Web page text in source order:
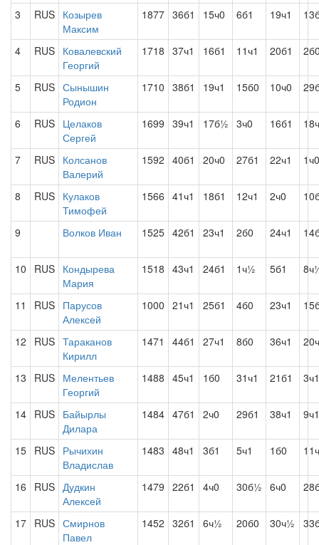
3 RUS Козырев
Максим
1877 36б1 15ч0 6б1 19ч1
4 RUS Ковалевский
Георгий
1718 37ч1 16б1 11ч1 20б1
5 RUS Сынышин
Родион
1710 38б1 19ч1 15б0 10ч0
6 RUS Целаков
Сергей
1699 39ч1 17б½ 3ч0 16б1
7 RUS Колсанов
Валерий
1592 40б1 20ч0 27б1 22ч1 1ч0
8 RUS Кулаков
Тимофей
1566 41ч1 18б1 12ч1 2ч0
9 Волков Иван 1525 42б1 23ч1 2б0 24ч1
10 RUS Кондырева
Мария
1518 43ч1 24б1 1ч½ 5б1
11 RUS Парусов
Алексей
1000 21ч1 25б1 4б0 23ч1
12 RUS Тараканов
Кирилл
1471 44б1 27ч1 8б0 36ч1
13 RUS Мелентьев
Георгий
1488 45ч1 1б0 31ч1 21б1 3ч1
14 RUS Байырлы
Дилара
1484 47б1 2ч0 29б1 38ч1 9ч1
15 RUS Рычихин
Владислав
1483 48ч1 3б1 5ч1 1б0
16 RUS Дудкин
Алексей
1479 22б1 4ч0 30б½ 6ч0
17 RUS Смирнов
Павел
1452 32б1 6ч½ 20б0 30ч½